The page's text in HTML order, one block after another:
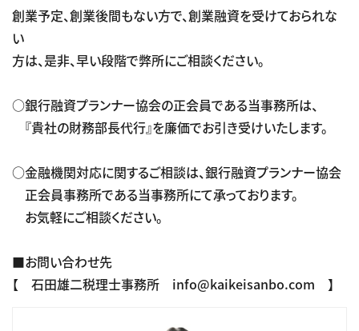
創業予定、創業後間もない方で、創業融資を受けておられな
い
方は、是非、早い段階で弊所にご相談ください。
○銀行融資プランナー協会の正会員である当事務所は、
『貴社の財務部長代行』を廉価でお引き受けいたします。
○金融機関対応に関するご相談は、銀行融資プランナー協会
正会員事務所である当事務所にて承っております。
お気軽にご相談ください。
■お問い合わせ先
【 石田雄二税理士事務所 info@kaikeisanbo.com 】